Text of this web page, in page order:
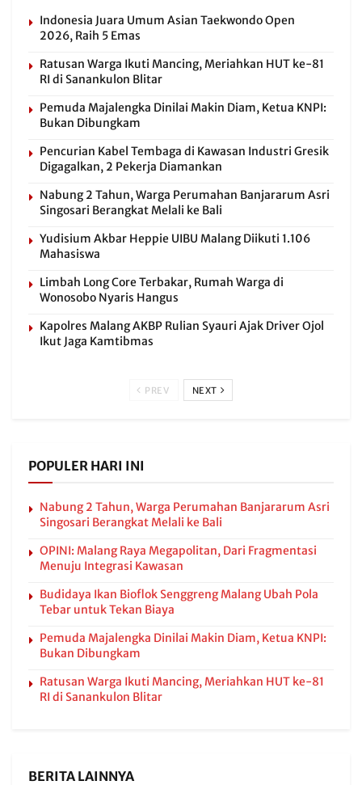
Indonesia Juara Umum Asian Taekwondo Open
2026, Raih 5 Emas
Ratusan Warga Ikuti Mancing, Meriahkan HUT ke-81
RI di Sanankulon Blitar
Pemuda Majalengka Dinilai Makin Diam, Ketua KNPI:
Bukan Dibungkam
Pencurian Kabel Tembaga di Kawasan Industri Gresik
Digagalkan, 2 Pekerja Diamankan
Nabung 2 Tahun, Warga Perumahan Banjararum Asri
Singosari Berangkat Melali ke Bali
Yudisium Akbar Heppie UIBU Malang Diikuti 1.106
Mahasiswa
Limbah Long Core Terbakar, Rumah Warga di
Wonosobo Nyaris Hangus
Kapolres Malang AKBP Rulian Syauri Ajak Driver Ojol
Ikut Jaga Kamtibmas
PREV NEXT
POPULER HARI INI
Nabung 2 Tahun, Warga Perumahan Banjararum Asri
Singosari Berangkat Melali ke Bali
OPINI: Malang Raya Megapolitan, Dari Fragmentasi
Menuju Integrasi Kawasan
Budidaya Ikan Bioflok Senggreng Malang Ubah Pola
Tebar untuk Tekan Biaya
Pemuda Majalengka Dinilai Makin Diam, Ketua KNPI:
Bukan Dibungkam
Ratusan Warga Ikuti Mancing, Meriahkan HUT ke-81
RI di Sanankulon Blitar
BERITA LAINNYA